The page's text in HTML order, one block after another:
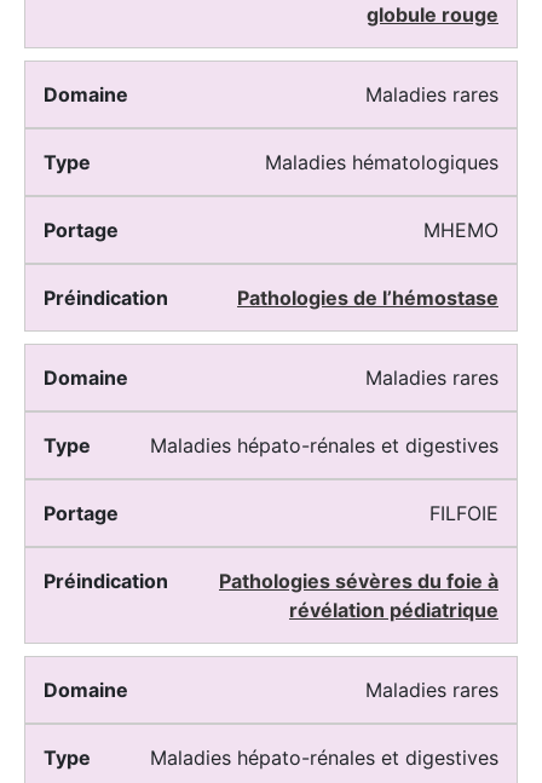
globule rouge
Maladies rares
Maladies hématologiques
MHEMO
Pathologies de l’hémostase
Maladies rares
Maladies hépato-rénales et digestives
FILFOIE
Pathologies sévères du foie à
révélation pédiatrique
Maladies rares
Maladies hépato-rénales et digestives